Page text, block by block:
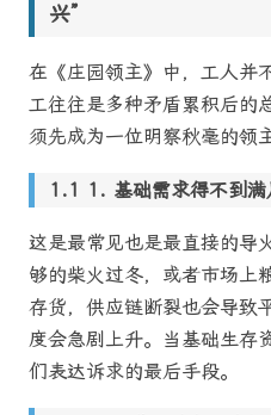
兴”
在《庄园领主》中，工人并
工往往是多种矛盾累积后的
须先成为一位明察秋毫的领
1. 基础需求得不到
这是最常见也是最直接的导
够的柴火过冬，或者市场上
存货，供应链断裂也会导致
度会急剧上升。当基础生存
们表达诉求的最后手段。